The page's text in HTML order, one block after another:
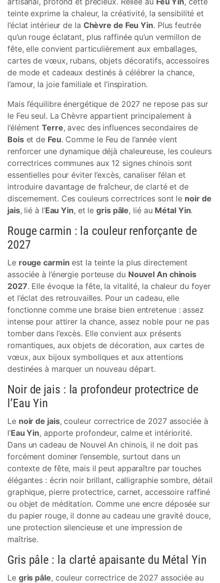
teinte exprime la chaleur, la créativité, la sensibilité et
l’éclat intérieur de la Chèvre de Feu Yin. Plus feutrée
qu’un rouge éclatant, plus raffinée qu’un vermillon de
fête, elle convient particulièrement aux emballages,
cartes de vœux, rubans, objets décoratifs, accessoires
de mode et cadeaux destinés à célébrer la chance,
l’amour, la joie familiale et l’inspiration.
Mais l’équilibre énergétique de 2027 ne repose pas sur
le Feu seul. La Chèvre appartient principalement à
l’élémentTerre, avec des influences secondaires de
Boiset de Feu. Comme le Feu de l’année vient
renforcer une dynamique déjà chaleureuse, les couleurs
correctrices communes aux 12 signes chinois sont
essentielles pour éviter l’excès, canaliser l’élan et
introduire davantage de fraîcheur, de clarté et de
discernement. Ces couleurs correctrices sont le noir de
jais, lié à l’Eau Yin, et legris pâle, lié au Métal Yin.
Rouge carmin : la couleur renforçante de
2027
Le rouge carmin est la teinte la plus directement
associée à l’énergie porteuse du Nouvel An chinois
2027. Elle évoque la fête, la vitalité, la chaleur du foyer
et l’éclat des retrouvailles. Pour un cadeau, elle
fonctionne comme une braise bien entretenue : assez
intense pour attirer la chance, assez noble pour ne pas
tomber dans l’excès. Elle convient aux présents
romantiques, aux objets de décoration, aux cartes de
vœux, aux bijoux symboliques et aux attentions
destinées à marquer un nouveau départ.
Noir de jais : la profondeur protectrice de
l’Eau Yin
Le noir de jais, couleur correctrice de 2027 associée à
l’Eau Yin, apporte profondeur, calme et intériorité.
Dans un cadeau de Nouvel An chinois, il ne doit pas
forcément dominer l’ensemble, surtout dans un
contexte de fête, mais il peut apparaître par touches
élégantes : écrin noir brillant, calligraphie sombre, détail
graphique, pierre protectrice, carnet, accessoire raffiné
ou objet de méditation. Comme une encre déposée sur
du papier rouge, il donne au cadeau une gravité douce,
une protection silencieuse et une impression de
maîtrise.
Gris pâle : la clarté apaisante du Métal Yin
Le gris pâle, couleur correctrice de 2027 associée au